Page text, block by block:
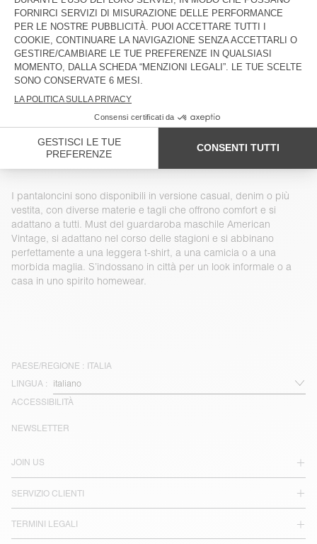
PANTALONCINI UOMO AFOMA
NOVITÀ
€ 85
PANTALONCINI UOMO AFAZ
BACK IN STOCK
€ 100
NON DISPONIBILE
€ 90
PANTALONCINI UOMO JAZY
NON DISPONIBILE
PANTALONCINI UOMO PADOW
I pantaloncini sono disponibili in versione casual, denim o più
vestita, con diverse materie e tagli che offrono comfort e si
adattano a tutti. Must del guardaroba maschile American
Vintage, si adattano nel corso delle stagioni e si abbinano
perfettamente a una leggera t-shirt, a una camicia o a una
morbida maglia. S’indossano in città per un look informale o a
casa in uno spirito homewear.
PAESE/REGIONE : ITALIA
LINGUA :
ACCESSIBILITÀ
JOIN US
SERVIZIO CLIENTI
TERMINI LEGALI
NEWSLETTER